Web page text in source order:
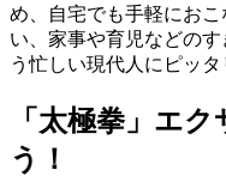
め、自宅でも手軽にお
い、家事や育児などの
う忙しい現代人にピッタ
「太極拳」エ
う！